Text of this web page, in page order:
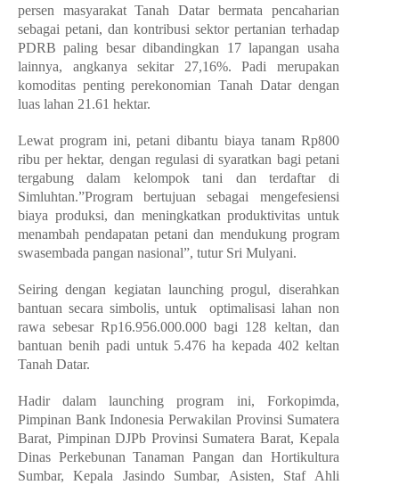
persen masyarakat Tanah Datar bermata pencaharian
sebagai petani, dan kontribusi sektor pertanian terhadap
PDRB paling besar dibandingkan 17 lapangan usaha
lainnya, angkanya sekitar 27,16%. Padi merupakan
komoditas penting perekonomian Tanah Datar dengan
luas lahan 21.61 hektar.
Lewat program ini, petani dibantu biaya tanam Rp800
ribu per hektar, dengan regulasi di syaratkan bagi petani
tergabung dalam kelompok tani dan terdaftar di
Simluhtan.”Program bertujuan sebagai mengefesiensi
biaya produksi, dan meningkatkan produktivitas untuk
menambah pendapatan petani dan mendukung program
swasembada pangan nasional”, tutur Sri Mulyani.
Seiring dengan kegiatan launching progul, diserahkan
bantuan secara simbolis, untuk optimalisasi lahan non
rawa sebesar Rp16.956.000.000 bagi 128 keltan, dan
bantuan benih padi untuk 5.476 ha kepada 402 keltan
Tanah Datar.
Hadir dalam launching program ini, Forkopimda,
Pimpinan Bank Indonesia Perwakilan Provinsi Sumatera
Barat, Pimpinan DJPb Provinsi Sumatera Barat, Kepala
Dinas Perkebunan Tanaman Pangan dan Hortikultura
Sumbar, Kepala Jasindo Sumbar, Asisten, Staf Ahli